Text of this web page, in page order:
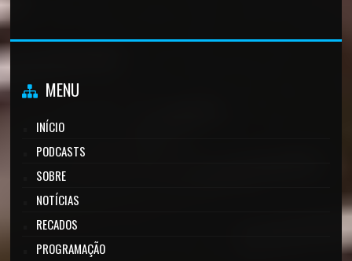
MENU
INÍCIO
PODCASTS
SOBRE
NOTÍCIAS
RECADOS
PROGRAMAÇÃO